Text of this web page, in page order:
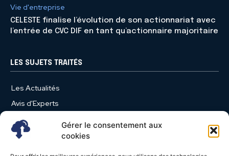
Gérer le consentement aux
cookies
Vie d'entreprise
CELESTE finalise l’évolution de son actionnariat avec
l’entrée de CVC DIF en tant qu’actionnaire majoritaire
LES SUJETS TRAITÉS
Les Actualités
Avis d'Experts
Produits et Services
Vie d'entreprise